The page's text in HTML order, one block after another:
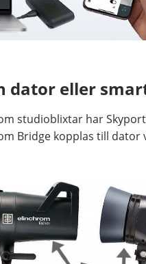
dator eller
studioblixtar har
Bridge kopplas till dator